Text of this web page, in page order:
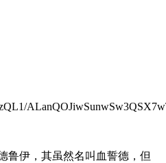
鲁伊，其虽然名叫血誓德，但